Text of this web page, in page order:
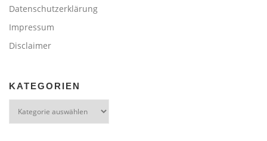
Datenschutzerklärung
Impressum
Disclaimer
KATEGORIEN